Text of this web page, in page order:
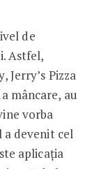
de
Astfel,
Jerry’s Pizza
mâncare, au
vorba
a devenit cel
aplicația